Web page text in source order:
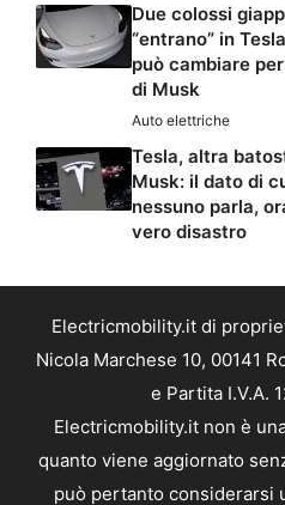
Due colossi
“entrano” in
può cambiare per
di Musk
Auto elettriche
Tesla, altra
Musk: il dato di
nessuno parla,
vero disastro
Electricmobility.it di
Nicola Marchese 10, 00141
e Partita I.V.A.
Electricmobility.it non è
quanto viene aggiornato
può pertanto considerarsi